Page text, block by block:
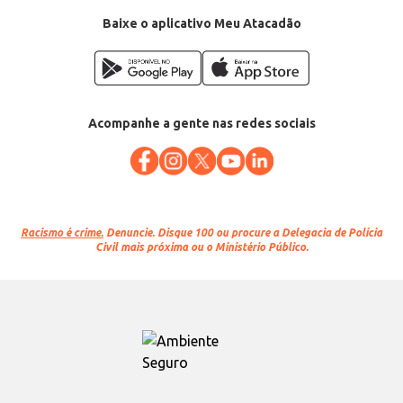
Tamanho: 18/18 polegadasBaixe o aplicativo Meu Atacadão
Acompanhe a gente nas redes sociais
Racismo é crime. Denuncie. Disque 100 ou procure a Delegacia de Polícia
Civil mais próxima ou o Ministério Público.